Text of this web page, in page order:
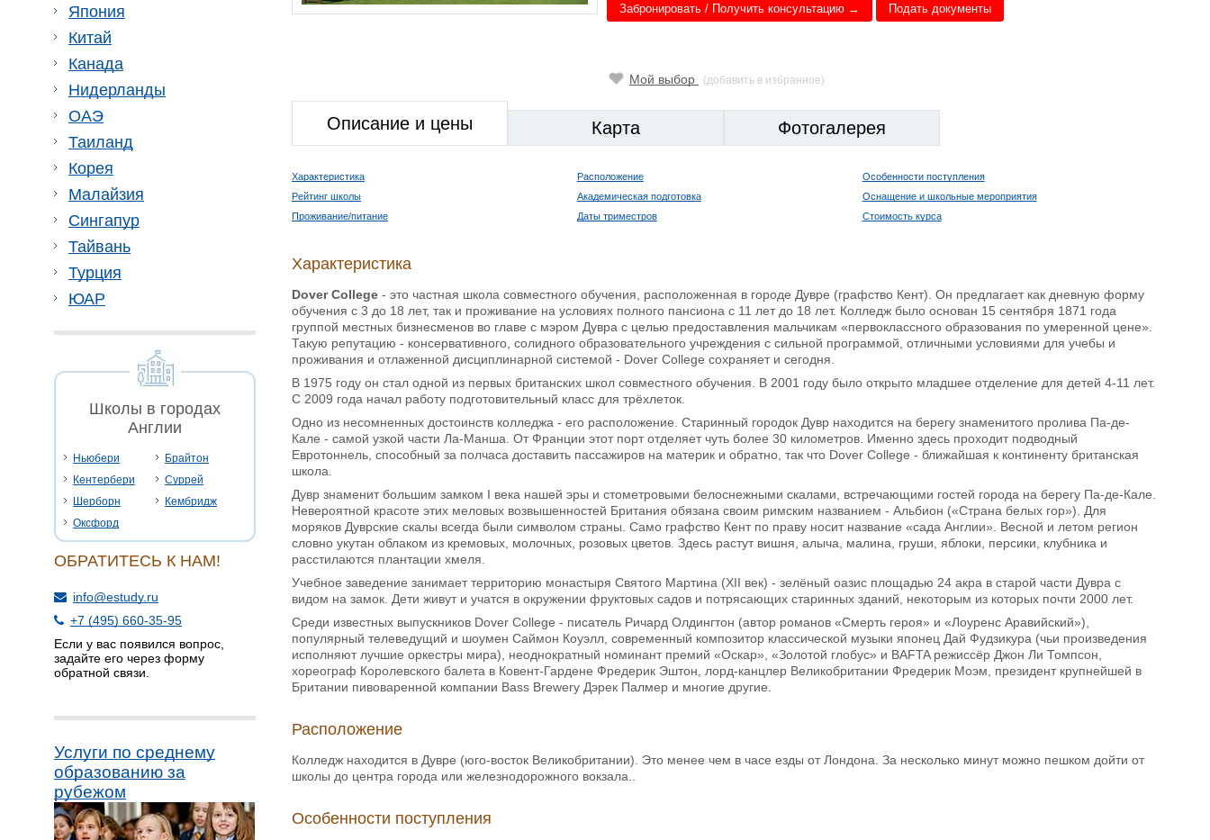
Япония
Китай
Канада
Нидерланды
ОАЭ
Таиланд
Корея
Малайзия
Сингапур
Тайвань
Турция
ЮАР
Школы в городах
Англии
Ньюбери
Брайтон
Кентербери
Суррей
Шерборн
Кембридж
Оксфорд
ОБРАТИТЕСЬ К НАМ!
info@estudy.ru
+7 (495) 660-35-95
Если у вас появился вопрос,
задайте его через форму
обратной связи.
Услуги по среднему
образованию за
рубежом
Забронировать / Получить консультацию → Подать документы
Мой выбор (добавить в избранное)
Описание и цены Карта Фотогалерея
Характеристика Расположение
Особенности поступления
Рейтинг школы
Академическая подготовка
Оснащение и школьные мероприятия
Проживание/питание
Даты триместров Стоимость курса
Характеристика
Dover College - это частная школа совместного обучения, расположенная в городе Дувре (графство Кент). Он предлагает как дневную форму
обучения c 3 до 18 лет, так и проживание на условиях полного пансиона с 11 лет до 18 лет. Колледж было основан 15 сентября 1871 года
группой местных бизнесменов во главе с мэром Дувра с целью предоставления мальчикам «первоклассного образования по умеренной цене».
Такую репутацию - консервативного, солидного образовательного учреждения с сильной программой, отличными условиями для учебы и
проживания и отлаженной дисциплинарной системой - Dover College сохраняет и сегодня.
В 1975 году он стал одной из первых британских школ совместного обучения. В 2001 году было открыто младшее отделение для детей 4-11 лет.
С 2009 года начал работу подготовительный класс для трёхлеток.
Одно из несомненных достоинств колледжа - его расположение. Старинный городок Дувр находится на берегу знаменитого пролива Па-де-
Кале - самой узкой части Ла-Манша. От Франции этот порт отделяет чуть более 30 километров. Именно здесь проходит подводный
Евротоннель, способный за полчаса доставить пассажиров на материк и обратно, так что Dover College - ближайшая к континенту британская
школа.
Дувр знаменит большим замком I века нашей эры и стометровыми белоснежными скалами, встречающими гостей города на берегу Па-де-Кале.
Невероятной красоте этих меловых возвышенностей Британия обязана своим римским названием - Альбион («Страна белых гор»). Для
моряков Дуврские скалы всегда были символом страны. Само графство Кент по праву носит название «сада Англии». Весной и летом регион
словно укутан облаком из кремовых, молочных, розовых цветов. Здесь растут вишня, алыча, малина, груши, яблоки, персики, клубника и
расстилаются плантации хмеля.
Учебное заведение занимает территорию монастыря Святого Мартина (XII век) - зелёный оазис площадью 24 акра в старой части Дувра с
видом на замок. Дети живут и учатся в окружении фруктовых садов и потрясающих старинных зданий, некоторым из которых почти 2000 лет.
Среди известных выпускников Dover College - писатель Ричард Олдингтон (автор романов «Смерть героя» и «Лоуренс Аравийский»),
популярный телеведущий и шоумен Саймон Коуэлл, современный композитор классической музыки японец Дай Фудзикура (чьи произведения
исполняют лучшие оркестры мира), неоднократный номинант премий «Оскар», «Золотой глобус» и BAFTA режиссёр Джон Ли Томпсон,
хореограф Королевского балета в Ковент-Гардене Фредерик Эштон, лорд-канцлер Великобритании Фредерик Моэм, президент крупнейшей в
Британии пивоваренной компании Bass Brewery Дэрек Палмер и многие другие.
Расположение
Колледж находится в Дувре (юго-восток Великобритании). Это менее чем в часе езды от Лондона. За несколько минут можно пешком дойти от
школы до центра города или железнодорожного вокзала..
Особенности поступления